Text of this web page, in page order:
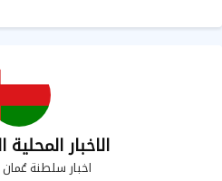
الاخبار
اخبار سلطنة